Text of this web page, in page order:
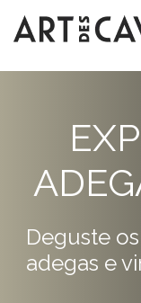
Deguste
adegas e